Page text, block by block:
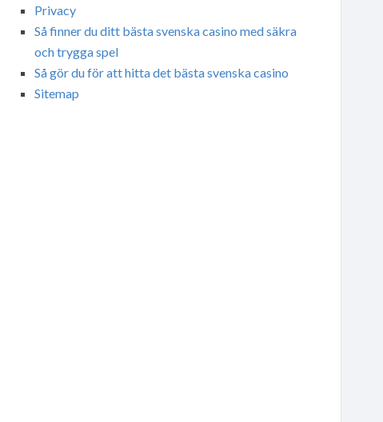
Privacy
Så finner du ditt bästa svenska casino med säkra
och trygga spel
Så gör du för att hitta det bästa svenska casino
Sitemap